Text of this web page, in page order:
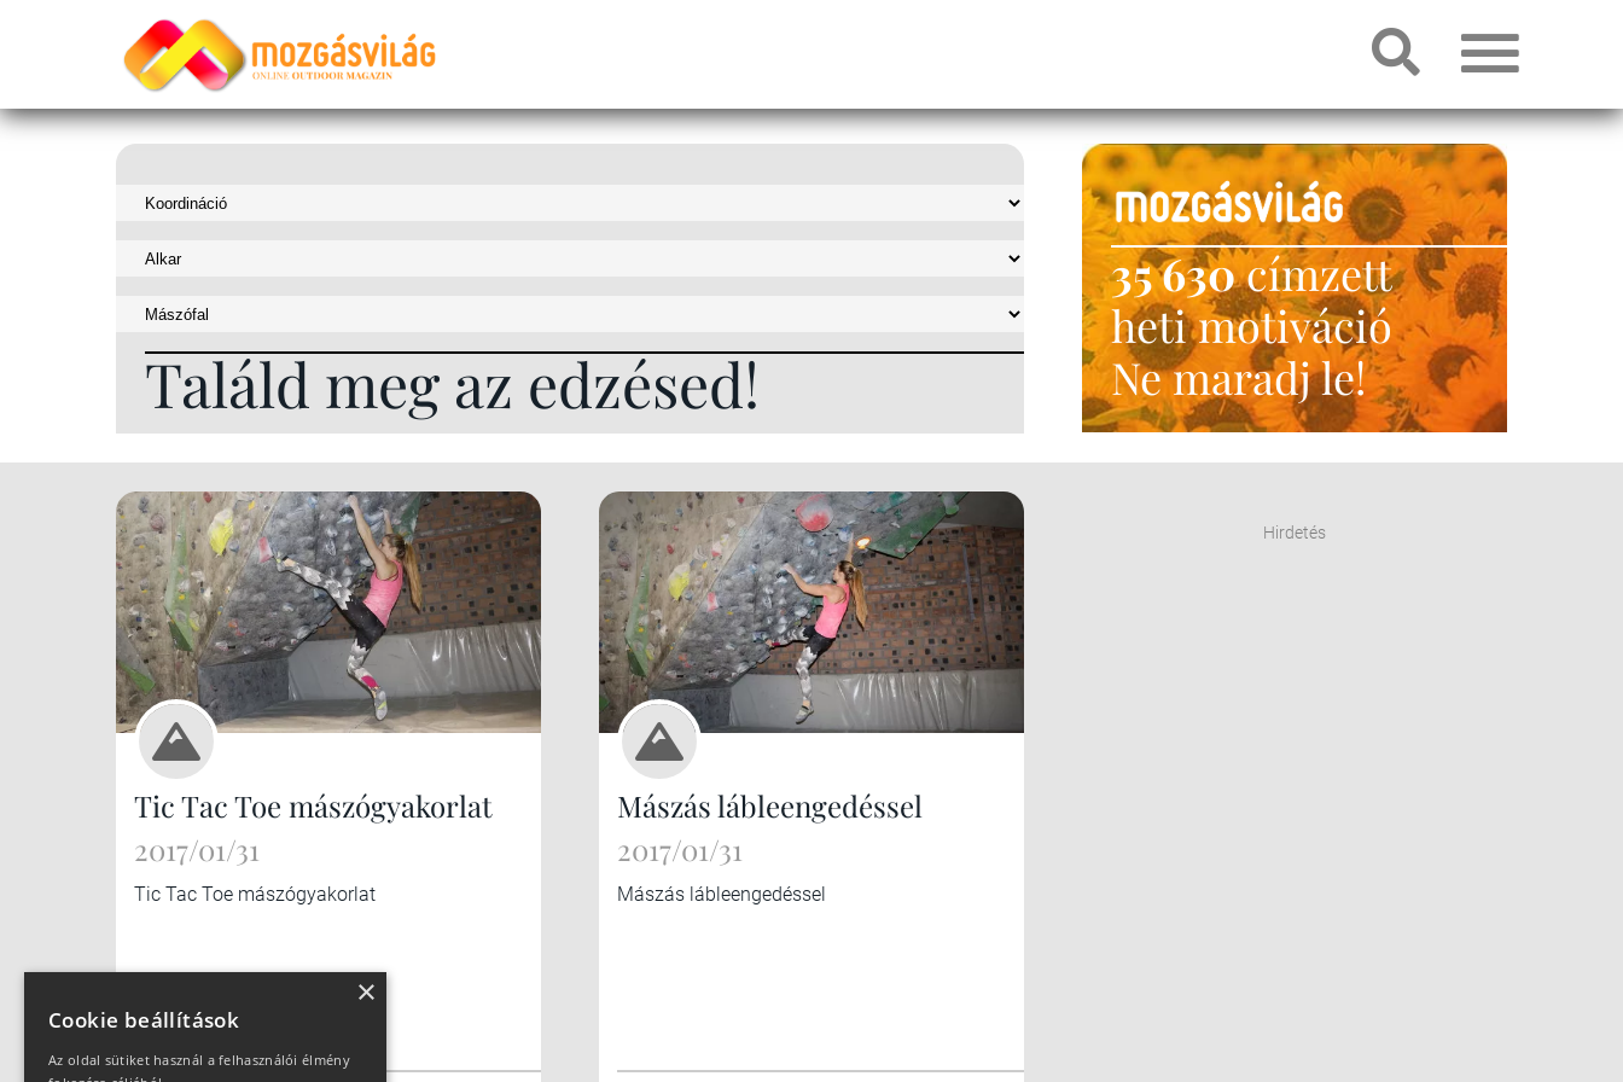
Találd meg az edzésed!
35 630címzett
heti motiváció
Ne maradj le!
Tic Tac Toe mászógyakorlat
2017/01/31
Tic Tac Toe mászógyakorlat
Mászás lábleengedéssel
2017/01/31
Mászás lábleengedéssel
Hirdetés
×
Cookie beállítások
Az oldal sütiket használ a felhasználói élmény